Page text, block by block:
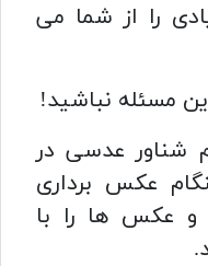
را از شما می
مسئله نباشید!
شناور عدسی در
عکس برداری
و عکس ها را با